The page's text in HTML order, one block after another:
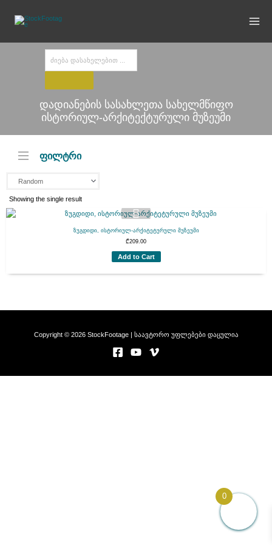
content
search
დადიანების სასახლეთა სახელმწიფო
ისტორიულ-არქიტექტურული მუზეუმი
ფილტრი
Showing the single result
ზუგდიდი, ისტორიულ-არქიტეტურული მუზეუმი
₾209.00
Add to Cart
Copyright © 2026 StockFootage | საავტორო უფლებები დაცულია
0